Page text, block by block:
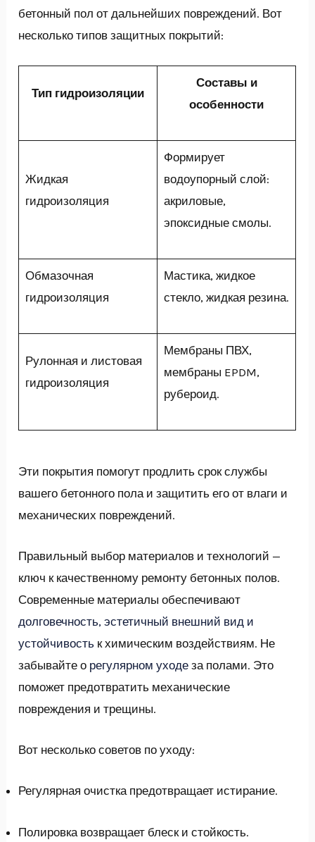
бетонный пол от дальнейших повреждений. Вот
несколько типов защитных покрытий:
Тип гидроизоляции
Составы и
особенности
Жидкая
гидроизоляция
Формирует
водоупорный слой:
акриловые,
эпоксидные смолы.
Обмазочная
гидроизоляция
Мастика, жидкое
стекло, жидкая резина.
Рулонная и листовая
гидроизоляция
Мембраны ПВХ,
мембраны EPDM,
рубероид.
Эти покрытия помогут продлить срок службы
вашего бетонного пола и защитить его от влаги и
механических повреждений.
Правильный выбор материалов и технологий —
ключ к качественному ремонту бетонных полов.
Современные материалы обеспечивают
долговечность, эстетичный внешний вид и
устойчивость к химическим воздействиям. Не
забывайте о регулярном уходе за полами. Это
поможет предотвратить механические
повреждения и трещины.
Вот несколько советов по уходу:
Регулярная очистка предотвращает истирание.
Полировка возвращает блеск и стойкость.